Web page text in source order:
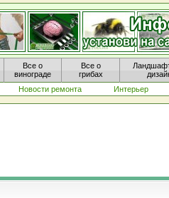
Все о
винограде
Все о
грибах
Новости ремонта Интерьер